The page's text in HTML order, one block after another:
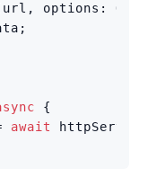
options:
{
await